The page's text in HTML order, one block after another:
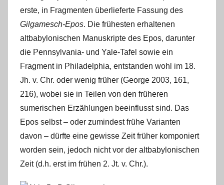
erste, in Fragmenten überlieferte Fassung des
Gilgamesch-Epos. Die frühesten erhaltenen
altbabylonischen Manuskripte des Epos, darunter
die Pennsylvania- und Yale-Tafel sowie ein
Fragment in Philadelphia, entstanden wohl im 18.
Jh. v. Chr. oder wenig früher (George 2003, 161,
216), wobei sie in Teilen von den früheren
sumerischen Erzählungen beeinflusst sind. Das
Epos selbst – oder zumindest frühe Varianten
davon – dürfte eine gewisse Zeit früher komponiert
worden sein, jedoch nicht vor der altbabylonischen
Zeit (d.h. erst im frühen 2. Jt. v. Chr.).